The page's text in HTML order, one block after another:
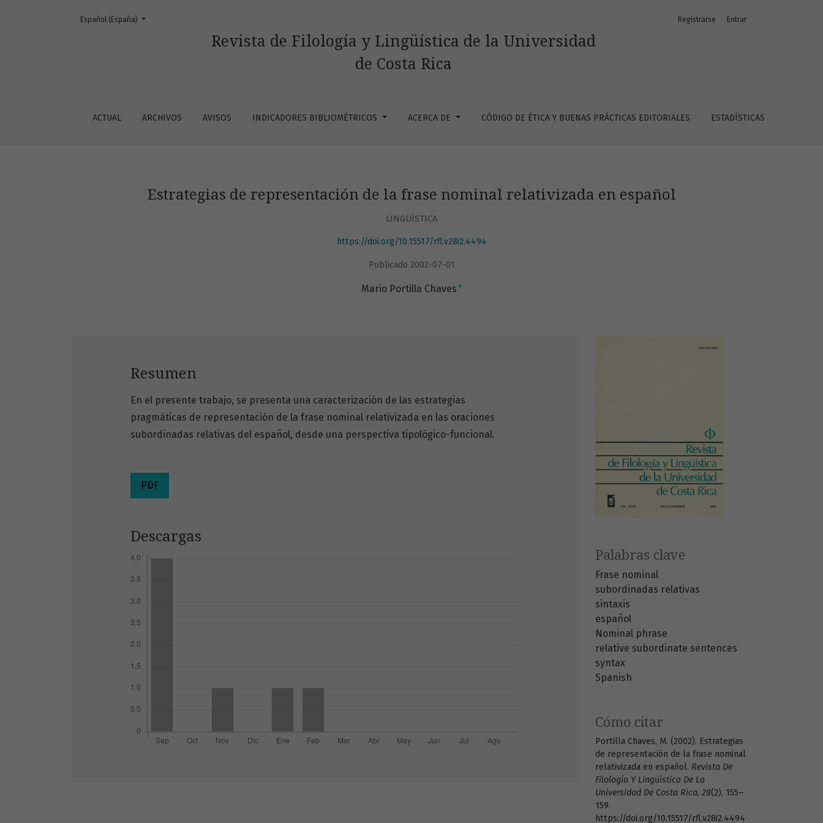
Estrategias de representación de la frase nominal relativizada en español
Revista de Filología y Lingüística de la Universidad
de Costa Rica
ACTUAL ARCHIVOS AVISOS INDICADORES BIBLIOMÉTRICOS ACERCA DE CÓDIGO DE ÉTICA Y BUENAS PRÁCTICAS EDITORIALES ESTADÍSTICAS
Registrarse Entrar
Cambiar el idioma. El actual es:
Español (España)
Estrategias de representación de la frase nominal relativizada en español
LINGÜÍSTICA
https://doi.org/10.15517/rfl.v28i2.4494
Publicado 2002-07-01
Mario Portilla Chaves +
Palabras clave
Frase nominal
subordinadas relativas
sintaxis
español
Nominal phrase
relative subordinate sentences
syntax
Spanish
Cómo citar
Portilla Chaves, M. (2002). Estrategias
de representación de la frase nominal
relativizada en español. Revista De
Filología Y Lingüística De La
Universidad De Costa Rica, 28(2), 155–
159.
https://doi.org/10.15517/rfl.v28i2.4494
Resumen
En el presente trabajo, se presenta una caracterización de las estrategias
pragmáticas de representación de la frase nominal relativizada en las oraciones
subordinadas relativas del español, desde una perspectiva tipológico-funcional.
PDF
Descargas